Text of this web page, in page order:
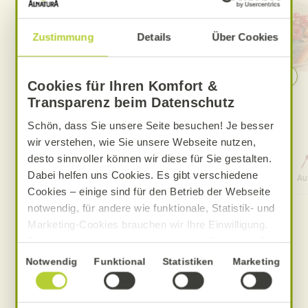
Zustimmung Details Über Cookies
Cookies für Ihren Komfort &
Transparenz beim Datenschutz
Schön, dass Sie unsere Seite besuchen! Je besser
wir verstehen, wie Sie unsere Webseite nutzen,
desto sinnvoller können wir diese für Sie gestalten.
Dabei helfen uns Cookies. Es gibt verschiedene
Cookies – einige sind für den Betrieb der Webseite
notwendig, für andere wie funktionale, Statistik- und
Marketing-Cookies brauchen wir Ihre Einwilligung.
Das optimale Nutzererlebnis erhalten Sie, wenn Sie
„Alle Cookies erlauben“ anklicken. Ihre Einwilligung
umfasst in diesem Fall auch den Einsatz von
Dienstleistern in Drittländern, die kein mit der EU
Einwilligungsauswahl
Notwendig Funktional Statistiken Marketing
Schnelles Sushi
Aufwand
0 Std. 50 Min.
Gesamtzeit
Produkte zum Rezept